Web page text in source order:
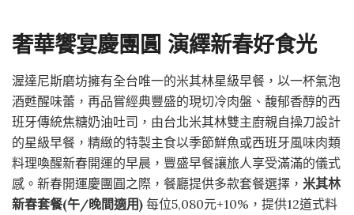
奢華饗宴慶團圓 演繹新春好食光
渥達尼斯磨坊擁有全台唯一的米其林星級早餐，以一杯氣泡
酒甦醒味蕾，再品嘗經典豐盛的現切冷肉盤、馥郁香醇的西
班牙傳統焦糖奶油吐司，由台北米其林雙主廚親自操刀設計
的星級早餐，精緻的特製主食以季節鮮魚或西班牙風味肉類
料理喚醒新春開運的早晨，豐盛早餐讓旅人享受滿滿的儀式
感。新春開運慶團圓之際，餐廳提供多款套餐選擇， 米其林
新春套餐(午/晚間適用) 每位5,080元+10%，提供12道式料